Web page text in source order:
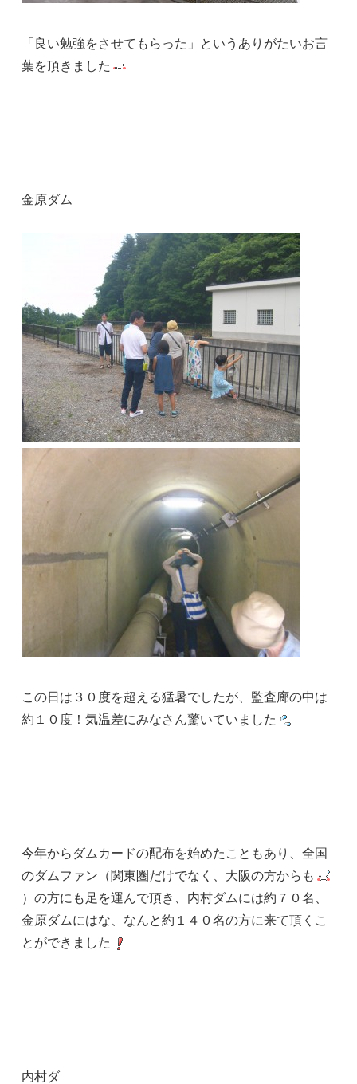
「良い勉強をさせてもらった」というありがたいお言
葉を頂きました
金原ダム
この日は３０度を超える猛暑でしたが、監査廊の中は
約１０度！気温差にみなさん驚いていました
今年からダムカードの配布を始めたこともあり、全国
のダムファン（関東圏だけでなく、大阪の方からも
）の方にも足を運んで頂き、内村ダムには約７０名、
金原ダムにはな、なんと約１４０名の方に来て頂くこ
とができました
内村ダ